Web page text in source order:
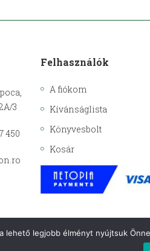
3
450
Felhasználók
A fiókom
Kívánságlista
Könyvesbolt
Kosár
lehető legjobb élményt nyújtsuk